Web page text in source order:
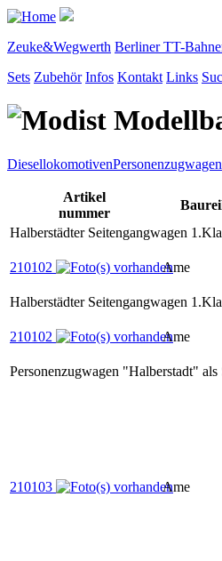
Zeuke&Wegwerth Berliner TT-
Sets Zubehör Infos Kontakt Links
DiesellokomotivenPersonenzugwagen
Artikel
nummer
Halberstädter Seitengangwagen
210102 Ame
Halberstädter Seitengangwagen
210102 Ame
Personenzugwagen "Halberstadt" als
210103 Ame